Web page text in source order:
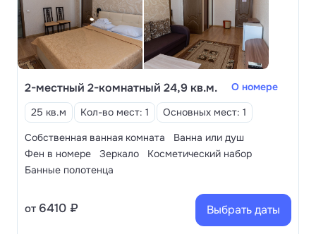
иглорефлексотерапия, а также спа-программы,
направленные на общее оздоровление и
омоложение организма.
2-местный 2-комнатный 24,9 кв.м.
О номере
25 кв.м
Кол-во мест: 1
Основных мест: 1
Собственная ванная комната
Ванна или душ
Фен в номере
Зеркало
Косметический набор
Банные полотенца
от 6410 ₽ Выбрать даты